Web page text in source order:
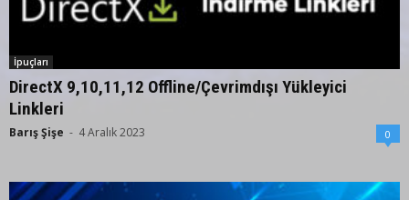
İpuçları
DirectX 9,10,11,12 Offline/Çevrimdışı Yükleyici
Linkleri
Barış Şişe - 4 Aralık 2023 0